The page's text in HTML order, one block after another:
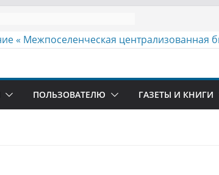
ПОЛЬЗОВАТЕЛЮ ГАЗЕТЫ И КНИГИ